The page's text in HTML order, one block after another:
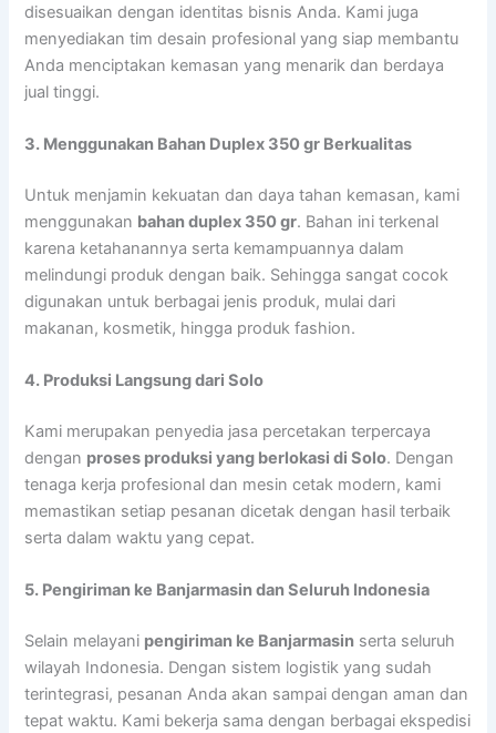
disesuaikan dengan identitas bisnis Anda. Kami juga
menyediakan tim desain profesional yang siap membantu
Anda menciptakan kemasan yang menarik dan berdaya
jual tinggi.
3. Menggunakan Bahan Duplex 350 gr Berkualitas
Untuk menjamin kekuatan dan daya tahan kemasan, kami
menggunakan bahan duplex 350 gr. Bahan ini terkenal
karena ketahanannya serta kemampuannya dalam
melindungi produk dengan baik. Sehingga sangat cocok
digunakan untuk berbagai jenis produk, mulai dari
makanan, kosmetik, hingga produk fashion.
4. Produksi Langsung dari Solo
Kami merupakan penyedia jasa percetakan terpercaya
dengan proses produksi yang berlokasi di Solo. Dengan
tenaga kerja profesional dan mesin cetak modern, kami
memastikan setiap pesanan dicetak dengan hasil terbaik
serta dalam waktu yang cepat.
5. Pengiriman ke Banjarmasin dan Seluruh Indonesia
Selain melayani pengiriman ke Banjarmasin serta seluruh
wilayah Indonesia. Dengan sistem logistik yang sudah
terintegrasi, pesanan Anda akan sampai dengan aman dan
tepat waktu. Kami bekerja sama dengan berbagai ekspedisi